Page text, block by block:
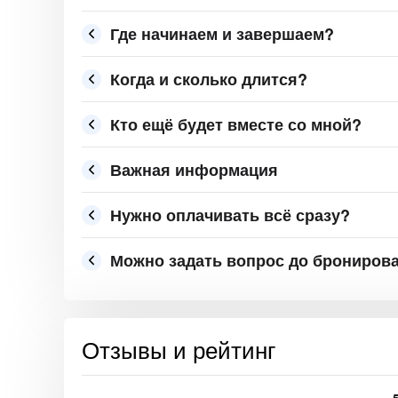
Где начинаем и завершаем?
Когда и сколько длится?
Кто ещё будет вместе со мной?
Важная информация
Нужно оплачивать всё сразу?
Можно задать вопрос до
Отзывы и рейтинг